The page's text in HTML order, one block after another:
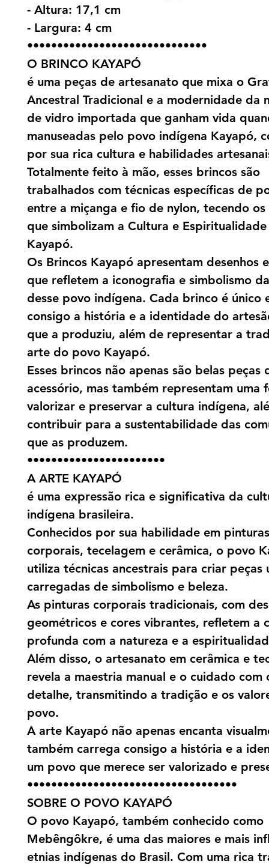
- Altura: 17,1 cm
- Largura: 4 cm
••••••••••••••••••••••••••••••
O BRINCO KAYAPÓ
é uma peças de artesanato que mixa o
Ancestral Tradicional e a modernidade da
de vidro importada que ganham vida
manuseadas pelo povo indígena Kayapó,
por sua rica cultura e habilidades
Totalmente feito à mão, esses brincos são
trabalhados com técnicas específicas de
entre a miçanga e fio de nylon, tecendo os
que simbolizam a Cultura e
Kayapó.
Os Brincos Kayapó apresentam desenhos
que refletem a iconografia e simbolismo
desse povo indígena. Cada brinco é único
consigo a história e a identidade do
que a produziu, além de representar a
arte do povo Kayapó.
Esses brincos não apenas são belas peças
acessório, mas também representam uma
valorizar e preservar a cultura indígena,
contribuir para a sustentabilidade das
que as produzem.
•••••••••••••••••••••••
A ARTE KAYAPÓ
é uma expressão rica e significativa da
indígena brasileira.
Conhecidos por sua habilidade em pinturas
corporais, tecelagem e cerâmica, o povo
utiliza técnicas ancestrais para criar peças
carregadas de simbolismo e beleza.
As pinturas corporais tradicionais, com
geométricos e cores vibrantes, refletem a
profunda com a natureza e a
Além disso, o artesanato em cerâmica e
revela a maestria manual e o cuidado com
detalhe, transmitindo a tradição e os
povo.
A arte Kayapó não apenas encanta
também carrega consigo a história e a
um povo que merece ser valorizado e
•••••••••••••••••••••••••••••••••••
SOBRE O POVO KAYAPÓ
O povo Kayapó, também conhecido como
Mebêngôkre, é uma das maiores e mais
etnias indígenas do Brasil. Com uma rica